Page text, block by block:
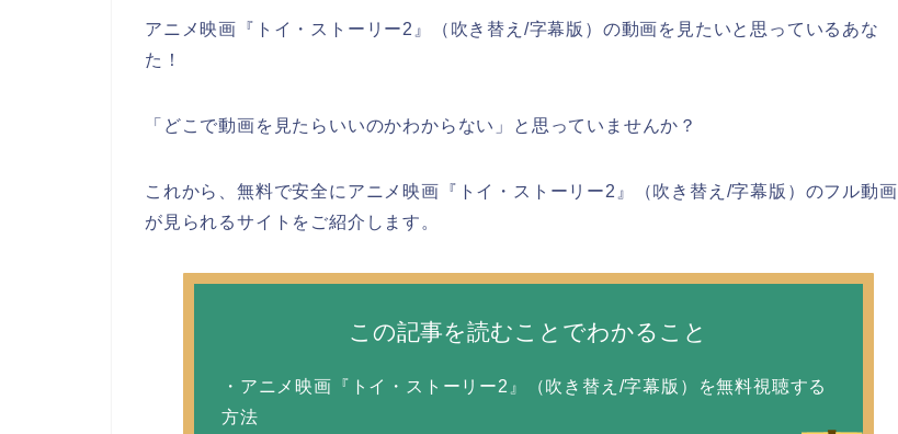
アニメ映画『トイ・ストーリー2』（吹き替え/字幕版）の動画を見たいと思っているあな
た！
「どこで動画を見たらいいのかわからない」と思っていませんか？
これから、無料で安全にアニメ映画『トイ・ストーリー2』（吹き替え/字幕版）のフル動画
が見られるサイトをご紹介します。
この記事を読むことでわかること
・アニメ映画『トイ・ストーリー2』（吹き替え/字幕版）を無料視聴する
方法